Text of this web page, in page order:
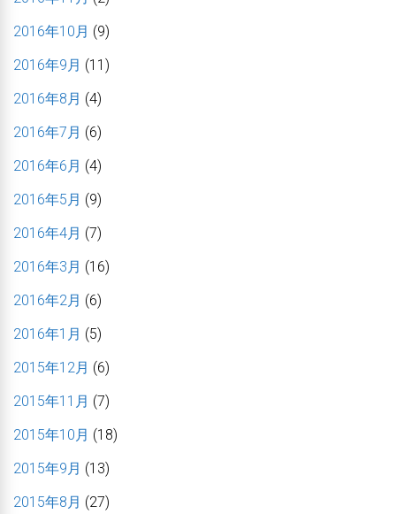
2016年10月 (9)
2016年9月 (11)
2016年8月 (4)
2016年7月 (6)
2016年6月 (4)
2016年5月 (9)
2016年4月 (7)
2016年3月 (16)
2016年2月 (6)
2016年1月 (5)
2015年12月 (6)
2015年11月 (7)
2015年10月 (18)
2015年9月 (13)
2015年8月 (27)